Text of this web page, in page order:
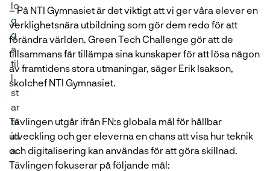
– På NTI Gymnasiet är det viktigt att vi ger våra elever en
verklighetsnära utbildning som gör dem redo för att
förändra världen. Green Tech Challenge gör att de
tillsammans får tillämpa sina kunskaper för att lösa någon
av framtidens stora utmaningar, säger Erik Isakson,
skolchef NTI Gymnasiet.
Tävlingen utgår ifrån FN:s globala mål för hållbar
utveckling och ger eleverna en chans att visa hur teknik
och digitalisering kan användas för att göra skillnad.
Tävlingen fokuserar på följande mål: